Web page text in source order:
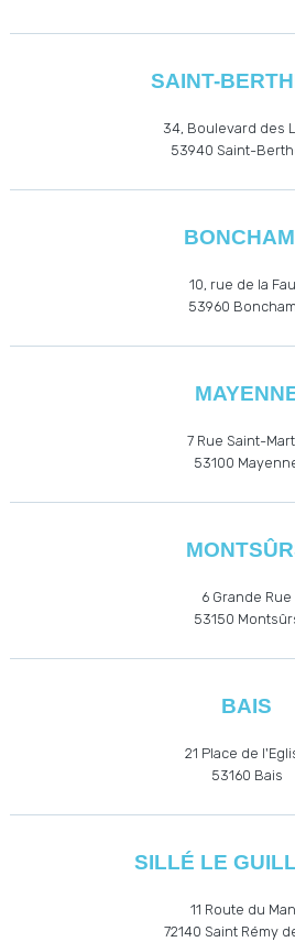
SAINT-
34, Boulevard des
53940 Saint-
10, rue de la
53960
7 Rue Saint-
53100
6 Grande Rue
53150
BAIS
21 Place de
53160 Bais
SILLÉ LE
11 Route du
72140 Saint Rémy